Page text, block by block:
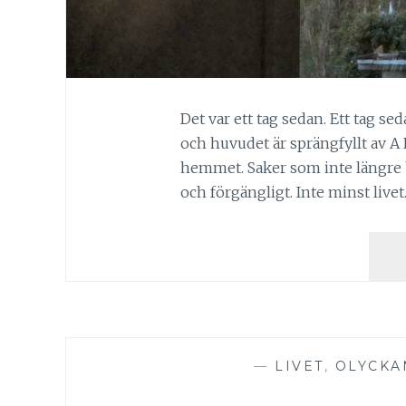
Det var ett tag sedan. Ett tag
och huvudet är sprängfyllt av A
hemmet. Saker som inte
och förgängligt. Inte minst
— LIVET,